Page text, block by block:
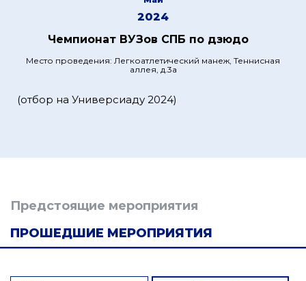
2024
Чемпионат ВУЗов СПБ по дзюдо
Место проведения: Легкоатлетический манеж, Теннисная
аллея, д.3а
(отбор на Универсиаду 2024)
Предстоящие мероприятия
ПРОШЕДШИЕ МЕРОПРИЯТИЯ